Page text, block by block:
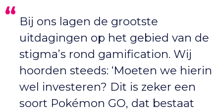
Bij ons lagen de grootste
uitdagingen op het gebied van de
stigma’s rond gamification. Wij
hoorden steeds: ‘Moeten we hierin
wel investeren? Dit is zeker een
soort Pokémon GO, dat bestaat